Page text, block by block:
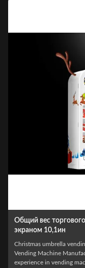
коммерческий
Программная
пенообразование
HOT Christmas gifts
has more than 10
constantly applying